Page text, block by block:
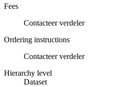
Fees
Contacteer verdeler
Ordering instructions
Contacteer verdeler
Hierarchy level
Dataset